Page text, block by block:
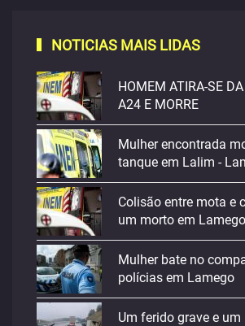
NOTICIAS MAIS LIDAS
HOMEM ATIRA-SE
A24 E MORRE
Mulher encontrada
tanque em Lalim -
Colisão entre mota e
um morto em Lamego
Mulher bate no
polícias em Lamego
Um ferido grave e um